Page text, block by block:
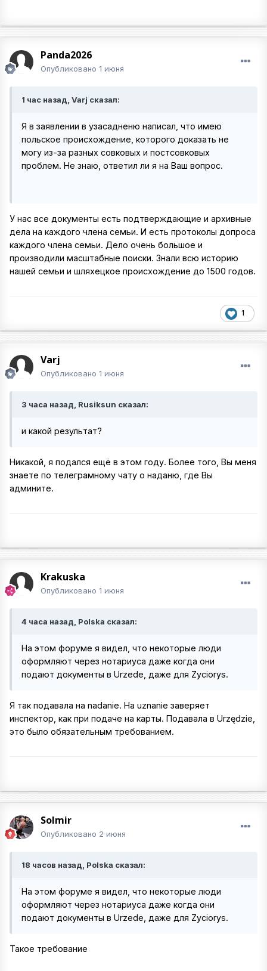
Panda2026
Опубликовано 1 июня
1 час назад, Varj сказал:
Я в заявлении в узасадненю написал, что имею
польское происхождение, которого доказать не
могу из-за разных совковых и постсовковых
проблем. Не знаю, ответил ли я на Ваш вопрос.
У нас все документы есть подтверждающие и архивные
дела на каждого члена семьи. И есть протоколы допроса
каждого члена семьи. Дело очень большое и
производили масштабные поиски. Знали всю историю
нашей семьи и шляхецкое происхождение до 1500 годов.
1
Varj
Опубликовано 1 июня
3 часа назад, Rusiksun сказал:
и какой результат?
Никакой, я подался ещё в этом году. Более того, Вы меня
знаете по телеграмному чату о наданю, где Вы
админите.
Krakuska
Опубликовано 1 июня
4 часа назад, Polska сказал:
На этом форуме я видел, что некоторые люди
оформляют через нотариуса даже когда они
подают документы в Urzede, даже для Zyciorys.
Я так подавала на nadanie. На uznanie заверяет
инспектор, как при подаче на карты. Подавала в Urzędzie,
это было обязательным требованием.
Solmir
Опубликовано 2 июня
18 часов назад, Polska сказал:
На этом форуме я видел, что некоторые люди
оформляют через нотариуса даже когда они
подают документы в Urzede, даже для Zyciorys.
Такое требование